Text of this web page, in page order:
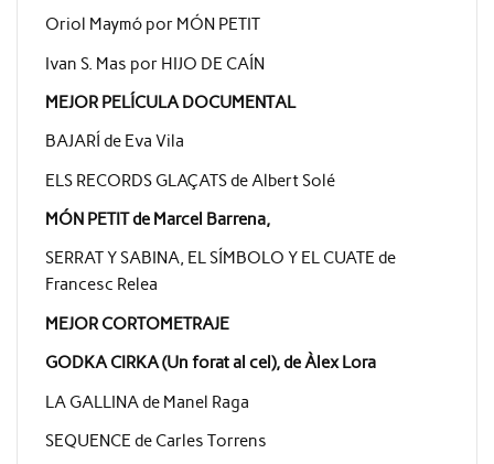
Oriol Maymó por MÓN PETIT
Ivan S. Mas por HIJO DE CAÍN
MEJOR PELÍCULA DOCUMENTAL
BAJARÍ de Eva Vila
ELS RECORDS GLAÇATS de Albert Solé
MÓN PETIT de Marcel Barrena,
SERRAT Y SABINA, EL SÍMBOLO Y EL CUATE de
Francesc Relea
MEJOR CORTOMETRAJE
GODKA CIRKA (Un forat al cel), de Àlex Lora
LA GALLINA de Manel Raga
SEQUENCE de Carles Torrens